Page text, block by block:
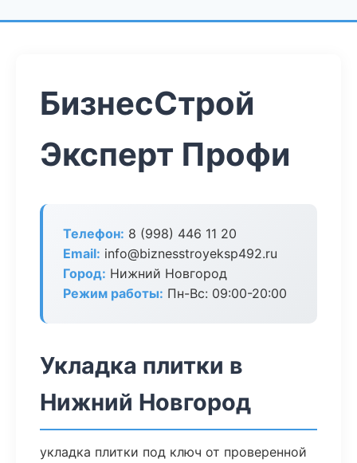
БизнесСтрой
Эксперт Профи
Телефон: 8 (998) 446 11 20
Email: info@biznesstroyeksp492.ru
Город: Нижний Новгород
Режим работы: Пн-Вс: 09:00-20:00
Укладка плитки в
Нижний Новгород
укладка плитки под ключ от проверенной